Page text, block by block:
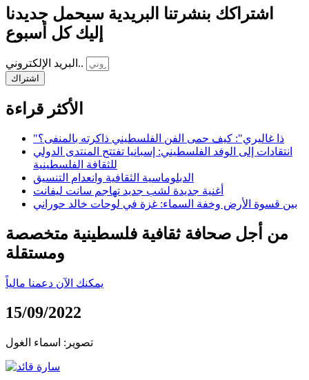
اشتراكك بنشرتنا البريدية سيحمل جديدنا
إليك كل أسبوع
البريد الإلكتروني..
اشتراك
الأكثر قراءة
"ذا غاليري": كيف حمى الفن الفلسطيني ذاكرته بالمنفى؟
انتقادات إلى الوفد الفلسطيني: إسبانيا تفتتح المنتدى الدولي
للثقافة الفلسطينية
الدبلوماسية الثقافية وانعدام التنسيق
أغنية جديدة لشب جديد تهاجم سانت ليفانت
بين قسوة الأرض وخفة السماء: غزة في لوحات خالد حوراني
من أجل صحافة ثقافية فلسطينية متخصصة
ومستقلة
يمكنك الآن دعمنا مالياً
15/09/2022
تصوير: اسماء الغول